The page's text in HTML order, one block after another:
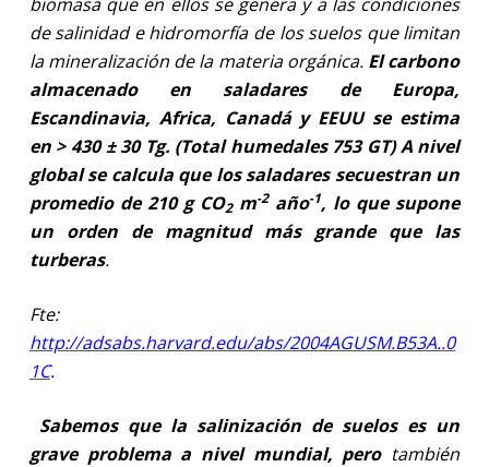
de salinidad e hidromorfía de los suelos que limitan
la mineralización de la materia orgánica. El carbono
almacenado en saladares de Europa,
Escandinavia, Africa, Canadá y EEUU se estima
en > 430 ± 30 Tg. (Total humedales 753 GT) A nivel
global se calcula que los saladares secuestran un
promedio de 210 g CO2m-2año-1, lo que supone
un orden de magnitud más grande que las
turberas.
Fte:
http://adsabs.harvard.edu/abs/2004AGUSM.B53A..0
1C.
Sabemos que la salinización de suelos es un
grave problema a nivel mundial, perotambién